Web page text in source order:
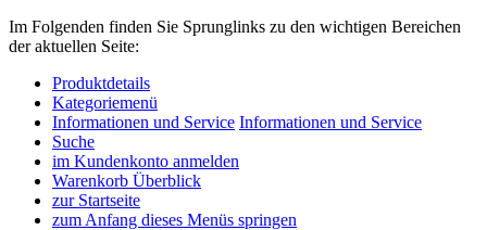
Im Folgenden finden Sie Sprunglinks zu den wichtigen Bereichen
der aktuellen Seite:
Produktdetails
Kategoriemenü
Informationen und Service Informationen und Service
Suche
im Kundenkonto anmelden
Warenkorb Überblick
zur Startseite
zum Anfang dieses Menüs springen